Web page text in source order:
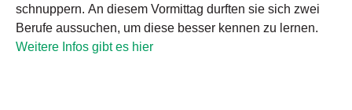
schnuppern. An diesem Vormittag durften sie sich zwei
Berufe aussuchen, um diese besser kennen zu lernen.
Weitere Infos gibt es hier